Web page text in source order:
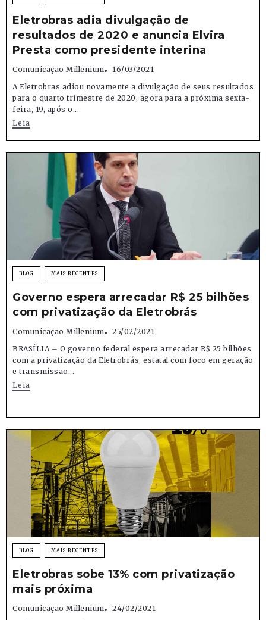
Eletrobras adia divulgação de
resultados de 2020 e anuncia Elvira
Presta como presidente interina
Comunicação Millenium
16/03/2021
A Eletrobras adiou novamente a divulgação de seus resultados
para o quarto trimestre de 2020, agora para a próxima sexta-
feira, 19, após o...
Leia
BLOG MAIS RECENTES
Governo espera arrecadar R$ 25 bilhões
com privatização da Eletrobrás
Comunicação Millenium
25/02/2021
BRASÍLIA – O governo federal espera arrecadar R$ 25 bilhões
com a privatização da Eletrobrás, estatal com foco em geração
e transmissão...
Leia
BLOG MAIS RECENTES
Eletrobras sobe 13% com privatização
mais próxima
Comunicação Millenium
24/02/2021